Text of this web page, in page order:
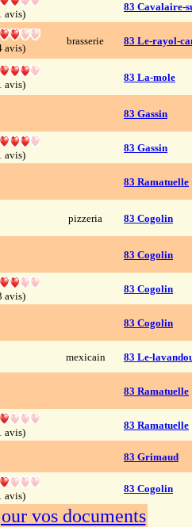
avis)
83 Cavalaire-
avis)
brasserie 83 Le-rayol-
avis)
83 La-mole
83 Gassin
avis)
83 Gassin
83 Ramatuelle
pizzeria 83 Cogolin
83 Cogolin
avis)
83 Cogolin
83 Cogolin
mexicain 83 Le-
83 Ramatuelle
avis)
83 Ramatuelle
83 Grimaud
avis)
83 Cogolin
vos documents